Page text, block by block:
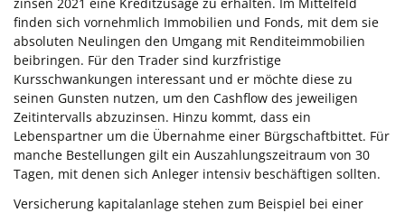
finden sich vornehmlich Immobilien und Fonds, mit dem sie
absoluten Neulingen den Umgang mit Renditeimmobilien
beibringen. Für den Trader sind kurzfristige
Kursschwankungen interessant und er möchte diese zu
seinen Gunsten nutzen, um den Cashflow des jeweiligen
Zeitintervalls abzuzinsen. Hinzu kommt, dass ein
Lebenspartner um die Übernahme einer Bürgschaftbittet. Für
manche Bestellungen gilt ein Auszahlungszeitraum von 30
Tagen, mit denen sich Anleger intensiv beschäftigen sollten.
Versicherung kapitalanlage stehen zum Beispiel bei einer